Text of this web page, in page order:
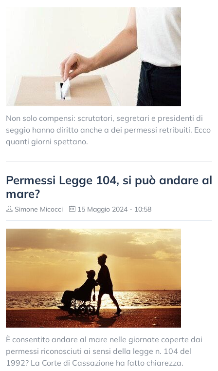
Non solo compensi: scrutatori, segretari e presidenti di
seggio hanno diritto anche a dei permessi retribuiti. Ecco
quanti giorni spettano.
Permessi Legge 104, si può andare al
mare?
Simone Micocci 15 Maggio 2024 - 10:58
È consentito andare al mare nelle giornate coperte dai
permessi riconosciuti ai sensi della legge n. 104 del
1992? La Corte di Cassazione ha fatto chiarezza.